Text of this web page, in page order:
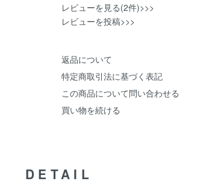
レビューを見る(2件)>>>
レビューを投稿>>>
返品について
特定商取引法に基づく表記
この商品について問い合わせる
買い物を続ける
DETAIL